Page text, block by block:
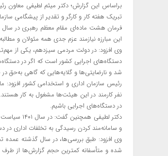
براساس این گزارش؛ دکتر میثم لطیفی معاون
تبریک هفته کار و کارگر و تقدیر از پیشگامی
این مبارزه نیازمند عزم جدی همه مئولان و
وی افزود: در دولت مردمی سیزدهم، یکی از
دستگاه‌های اجرایی کشور است که اگر در
شد و نارضایتی‌ها و گلایه‌هایی که گاهی به‌حق
نفر کارمند در این هیئت‌ها مشغول به کار
در دستگاه‌های اجرایی باشیم.
دکتر
و سامانه‌مند کردن رسیدگی به تخلفات اداری در
وی افزود: طبق بررسی‌ها، در سال گذشته عمده
شده و متأسفانه کمترین حجم گزارش‌ها از